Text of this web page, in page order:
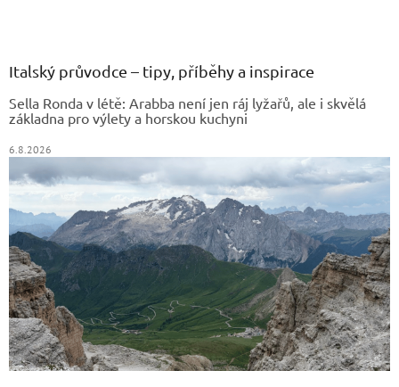
Italský průvodce – tipy, příběhy a inspirace
Sella Ronda v létě: Arabba není jen ráj lyžařů, ale i skvělá
základna pro výlety a horskou kuchyni
6.8.2026